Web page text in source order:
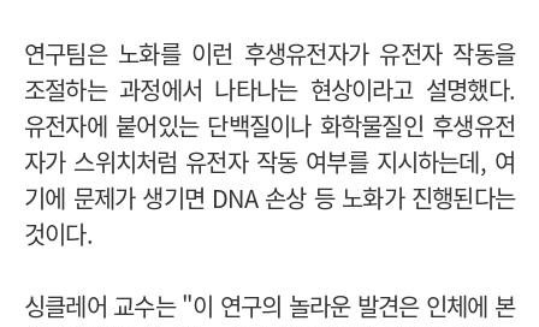
연구팀은 노화를 이런 후생유전자가 유전자 작동을
조절하는 과정에서 나타나는 현상이라고 설명했다.
유전자에 붙어있는 단백질이나 화학물질인 후생유전
자가 스위치처럼 유전자 작동 여부를 지시하는데, 여
기에 문제가 생기면 DNA 손상 등 노화가 진행된다는
것이다.
싱클레어 교수는 "이 연구의 놀라운 발견은 인체에 본